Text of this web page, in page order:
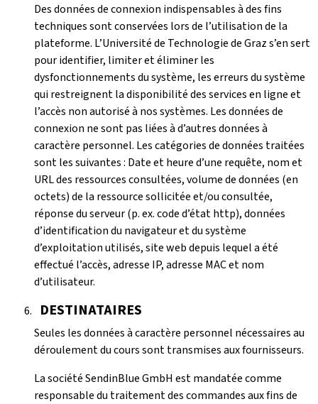
Des données de connexion indispensables à des fins
techniques sont conservées lors de l’utilisation de la
plateforme. L’Université de Technologie de Graz s’en sert
pour identifier, limiter et éliminer les
dysfonctionnements du système, les erreurs du système
qui restreignent la disponibilité des services en ligne et
l’accès non autorisé à nos systèmes. Les données de
connexion ne sont pas liées à d’autres données à
caractère personnel. Les catégories de données traitées
sont les suivantes : Date et heure d’une requête, nom et
URL des ressources consultées, volume de données (en
octets) de la ressource sollicitée et/ou consultée,
réponse du serveur (p. ex. code d’état http), données
d’identification du navigateur et du système
d’exploitation utilisés, site web depuis lequel a été
effectué l’accès, adresse IP, adresse MAC et nom
d’utilisateur.
DESTINATAIRES
Seules les données à caractère personnel nécessaires au
déroulement du cours sont transmises aux fournisseurs.
La société SendinBlue GmbH est mandatée comme
responsable du traitement des commandes aux fins de